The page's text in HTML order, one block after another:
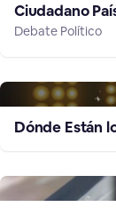
Ciudadano
Debate Político
Dónde Están